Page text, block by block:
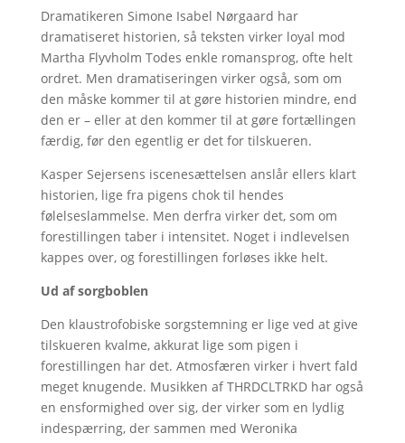
Dramatikeren Simone Isabel Nørgaard har
dramatiseret historien, så teksten virker loyal mod
Martha Flyvholm Todes enkle romansprog, ofte helt
ordret. Men dramatiseringen virker også, som om
den måske kommer til at gøre historien mindre, end
den er – eller at den kommer til at gøre fortællingen
færdig, før den egentlig er det for tilskueren.
Kasper Sejersens iscenesættelsen anslår ellers klart
historien, lige fra pigens chok til hendes
følelseslammelse. Men derfra virker det, som om
forestillingen taber i intensitet. Noget i indlevelsen
kappes over, og forestillingen forløses ikke helt.
Ud af sorgboblen
Den klaustrofobiske sorgstemning er lige ved at give
tilskueren kvalme, akkurat lige som pigen i
forestillingen har det. Atmosfæren virker i hvert fald
meget knugende. Musikken af THRDCLTRKD har også
en ensformighed over sig, der virker som en lydlig
indespærring, der sammen med Weronika